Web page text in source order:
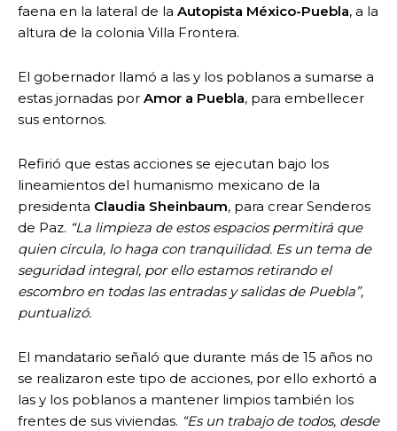
faena en la lateral de la Autopista México-Puebla, a la
altura de la colonia Villa Frontera.
El gobernador llamó a las y los poblanos a sumarse a
estas jornadas por Amor a Puebla, para embellecer
sus entornos.
Refirió que estas acciones se ejecutan bajo los
lineamientos del humanismo mexicano de la
presidenta Claudia Sheinbaum, para crear Senderos
de Paz. “La limpieza de estos espacios permitirá que
quien circula, lo haga con tranquilidad. Es un tema de
seguridad integral, por ello estamos retirando el
escombro en todas las entradas y salidas de Puebla”,
puntualizó.
El mandatario señaló que durante más de 15 años no
se realizaron este tipo de acciones, por ello exhortó a
las y los poblanos a mantener limpios también los
frentes de sus viviendas. “Es un trabajo de todos, desde